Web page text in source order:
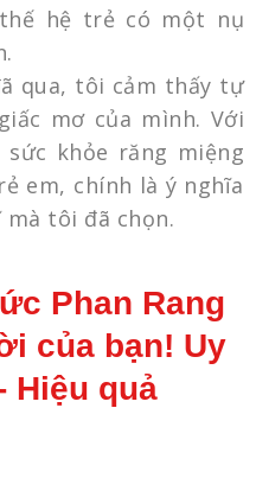
hệ trẻ có một nụ
qua, tôi cảm thấy tự
mơ của mình. Với
khỏe răng miệng
em, chính là ý nghĩa
tôi đã chọn.
Phan Rang
của bạn! Uy
Hiệu quả